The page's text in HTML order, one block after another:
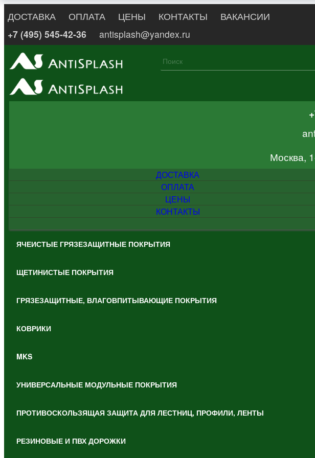
ДОСТАВКА ОПЛАТА ЦЕНЫ КОНТАКТЫ
ВАКАНСИИ
+7 (495) 545-42-36
antisplash@yandex.ru
Москва,
ДОСТАВКА
ОПЛАТА
ЦЕНЫ
КОНТАКТЫ
ЯЧЕИСТЫЕ ГРЯЗЕЗАЩИТНЫЕ ПОКРЫТИЯ
ЩЕТИНИСТЫЕ ПОКРЫТИЯ
ГРЯЗЕЗАЩИТНЫЕ, ВЛАГОВПИТЫВАЮЩИЕ ПОКРЫТИЯ
КОВРИКИ
MKS
УНИВЕРСАЛЬНЫЕ МОДУЛЬНЫЕ ПОКРЫТИЯ
ПРОТИВОСКОЛЬЗЯЩАЯ ЗАЩИТА ДЛЯ ЛЕСТНИЦ, ПРОФИЛИ, ЛЕНТЫ
РЕЗИНОВЫЕ И ПВХ ДОРОЖКИ